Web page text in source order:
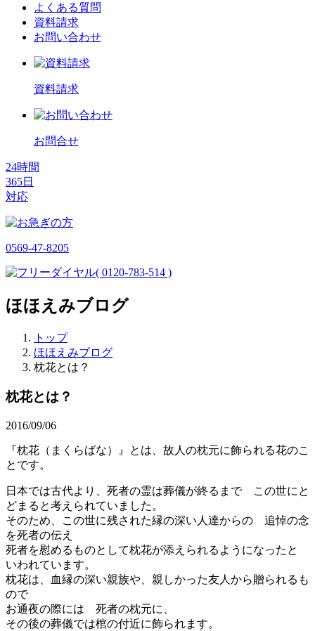
よくある質問
資料請求
お問い合わせ
資料請求
お問合せ
24時間
365日
対応
0569-47-8205
( 0120-783-514 )
ほほえみブログ
トップ
ほほえみブログ
枕花とは？
枕花とは？
2016/09/06
『枕花（まくらばな）』とは、故人の枕元に飾られる花のこ
とです。
日本では古代より、死者の霊は葬儀が終るまで この世にと
どまると考えられていました。
そのため、この世に残された縁の深い人達からの 追悼の念
を死者の伝え
死者を慰めるものとして枕花が添えられるようになったと
いわれています。
枕花は、血縁の深い親族や、親しかった友人から贈られるも
ので
お通夜の際には 死者の枕元に、
その後の葬儀では棺の付近に飾られます。